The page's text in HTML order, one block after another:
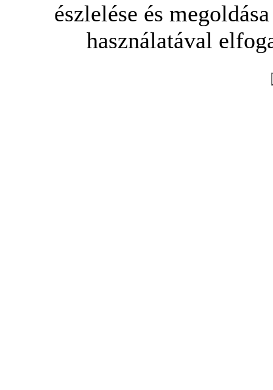
észlelése és
használatával